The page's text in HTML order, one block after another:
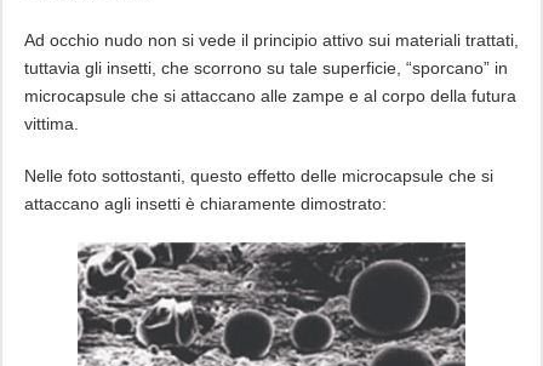
Ad occhio nudo non si vede il principio attivo sui materiali trattati,
tuttavia gli insetti, che scorrono su tale superficie, “sporcano” in
microcapsule che si attaccano alle zampe e al corpo della futura
vittima.
Nelle foto sottostanti, questo effetto delle microcapsule che si
attaccano agli insetti è chiaramente dimostrato: